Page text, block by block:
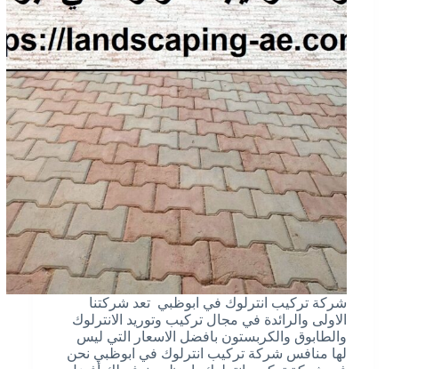
شركة تركيب انترلوك في ابوظبي تعد شركتنا
الاولى والرائدة في مجال تركيب وتوريد الانترلوك
والطابوق والكربستون بافضل الاسعار التي ليس
لها منافس شركة تركيب انترلوك في ابوظبي نحن